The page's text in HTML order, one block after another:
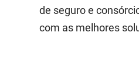
de seguro e
com as melhores